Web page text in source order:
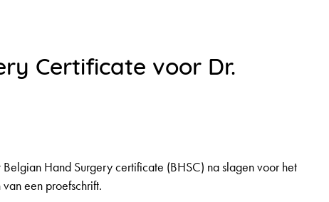
Certificate voor Dr.
Belgian Hand Surgery certificate (BHSC) na slagen voor het
een proefschrift.